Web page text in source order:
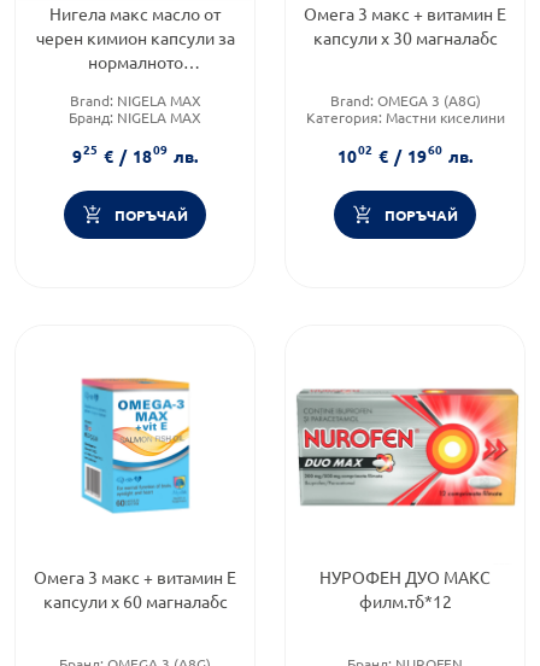
Нигела макс масло от
черен кимион капсули за
нормалното
имунната система х 60
Brand: NIGELA MAX
Бранд: NIGELA MAX
масла
925 € / 1809 лв.
ПОРЪЧАЙ
Омега 3 макс + витамин Е
капсули х 30 магналабс
Brand: OMEGA 3 (A8G)
Категория: Мастни киселини
1002 € / 1960 лв.
ПОРЪЧАЙ
Омега 3 макс + витамин Е
капсули х 60 магналабс
НУРОФЕН ДУО МАКС
филм.тб*12